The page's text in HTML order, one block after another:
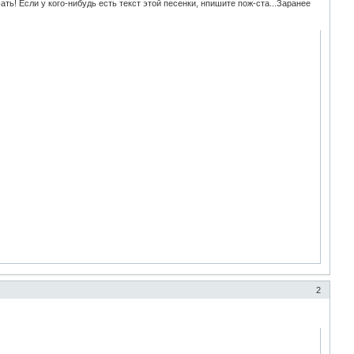
Если у кого-нибудь есть текст этой песенки, нпишите пож-ста...Заранее
2